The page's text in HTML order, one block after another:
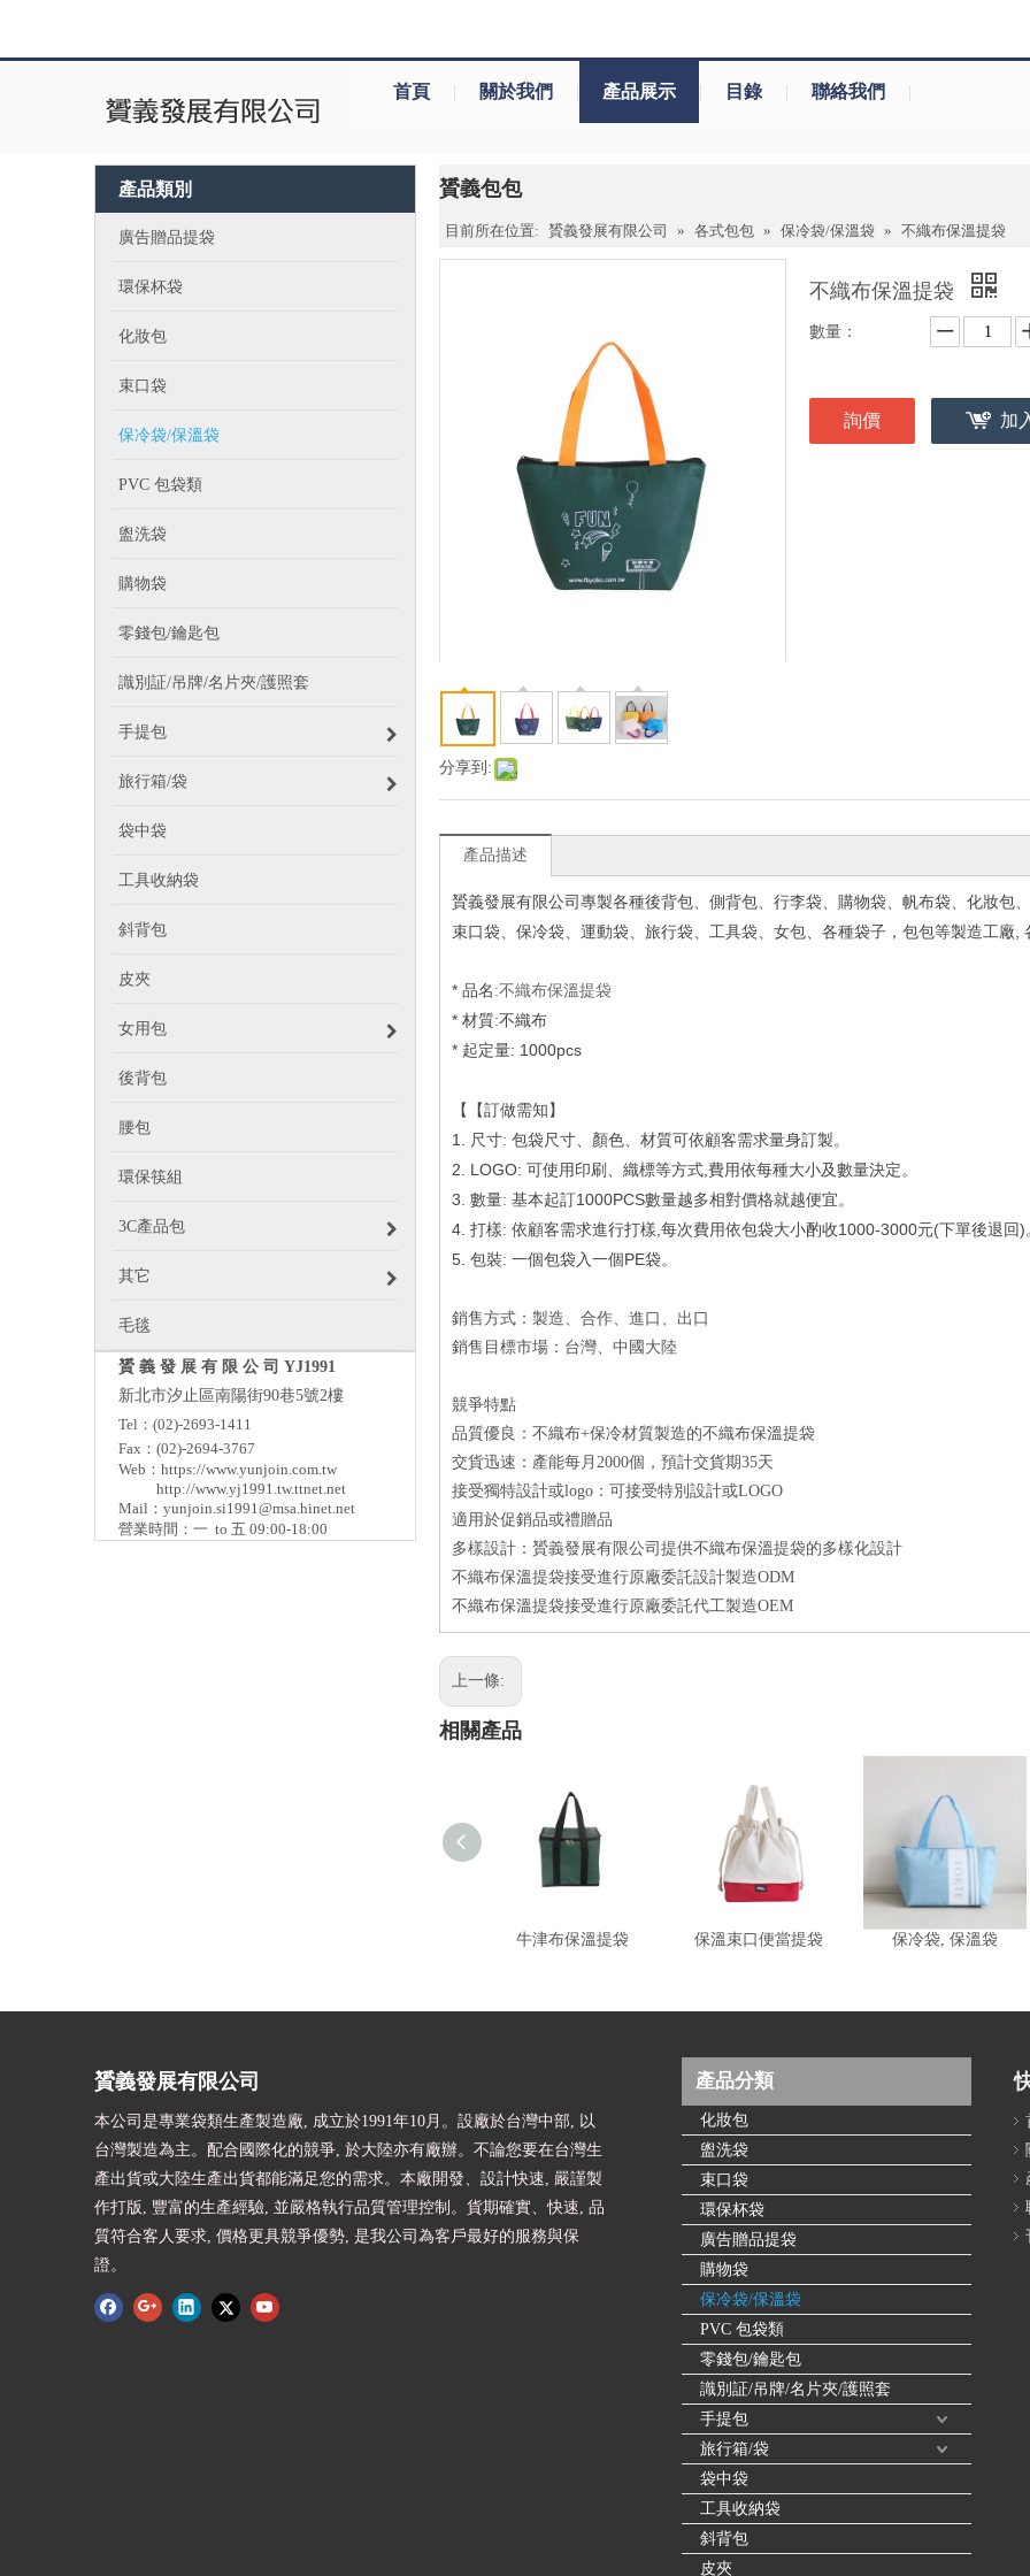
首頁 | 關於我們 | 產品展示 | 目錄 | 聯絡我們 |
產品類別
廣告贈品提袋
環保杯袋
化妝包
束口袋
保冷袋/保溫袋
PVC 包袋類
盥洗袋
購物袋
零錢包/鑰匙包
識別証/吊牌/名片夾/護照套
手提包
旅行箱/袋
袋中袋
工具收納袋
斜背包
皮夾
女用包
後背包
腰包
環保筷組
3C產品包
其它
毛毯
贇 義 發 展 有 限 公 司 YJ1991
新北市汐止區南陽街90巷5號2樓
Tel：(02)-2693-1411
Fax：(02)-2694-3767
Web： https://www.yunjoin.com.tw
http://www.yj1991.tw.ttnet.net
Mail： yunjoin.si1991@msa.hinet.net
營業時間：一 to 五 09:00-18:00
贇義包包
目前所在位置: 贇義發展有限公司 » 各式包包 » 保冷袋/保溫袋 » 不織布保溫提袋
分享到:
不織布保溫提袋
數量：
詢價 加
產品描述
贇義發展有限公司專製各種後背包、側背包、行李袋、購物袋、帆布袋、 化妝包
束口袋、保冷袋、運動袋、旅行袋、工具袋、女包、各種袋子，包包等製造工廠,
* 品名:不織布保溫提袋
* 材質:不織布
* 起定量: 1000pcs
【【訂做需知】
1. 尺寸: 包袋尺寸、顏色、材質可依顧客需求量身訂製。
2. LOGO: 可使用印刷、織標等方式,費用依每種大小及數量決定。
3. 數量: 基本起訂1000PCS數量越多相對價格就越便宜。
4. 打樣: 依顧客需求進行打樣,每次費用依包袋大小酌收1000-3000元(下單後退回)
5. 包裝: 一個包袋入一個PE袋。
銷售方式：製造、合作、進口、出口
銷售目標市場：台灣、中國大陸
競爭特點
品質優良：不織布+保冷材質製造的不織布保溫提袋
交貨迅速：產能每月2000個，預計交貨期35天
接受獨特設計或logo：可接受特別設計或LOGO
適用於促銷品或禮贈品
多樣設計：贇義發展有限公司提供不織布保溫提袋的多樣化設計
不織布保溫提袋接受進行原廠委託設計製造ODM
不織布保溫提袋接受進行原廠委託代工製造OEM
上一條:
相關產品
牛津布保溫提袋 保溫束口便當提袋 保冷袋, 保溫袋
贇義發展有限公司
本公司是專業袋類生產製造廠, 成立於1991年10月。設廠於台灣中部, 以
台灣製造為主。配合國際化的競爭, 於大陸亦有廠辦。不論您要在台灣生
產出貨或大陸生產出貨都能滿足您的需求。本廠開發、設計快速, 嚴謹製
作打版, 豐富的生產經驗, 並嚴格執行品質管理控制。貨期確實、快速, 品
質符合客人要求, 價格更具競爭優勢, 是我公司為客戶最好的服務與保
證。
產品分類
化妝包
盥洗袋
束口袋
環保杯袋
廣告贈品提袋
購物袋
保冷袋/保溫袋
PVC 包袋類
零錢包/鑰匙包
識別証/吊牌/名片夾/護照套
手提包
旅行箱/袋
袋中袋
工具收納袋
斜背包
皮夾